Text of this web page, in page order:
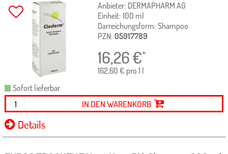
Anbieter: DERMAPHARM AG
Einheit: 100 ml
Darreichungsform: Shampoo
PZN: 05917789
16,26€*
162,60 € pro 1 l
Sofort lieferbar
IN DEN WARENKORB
Details